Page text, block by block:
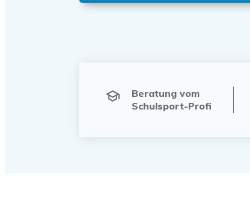
Beratung vom
Schulsport-Profi